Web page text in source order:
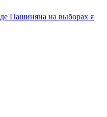
Пашиняна на выборах я